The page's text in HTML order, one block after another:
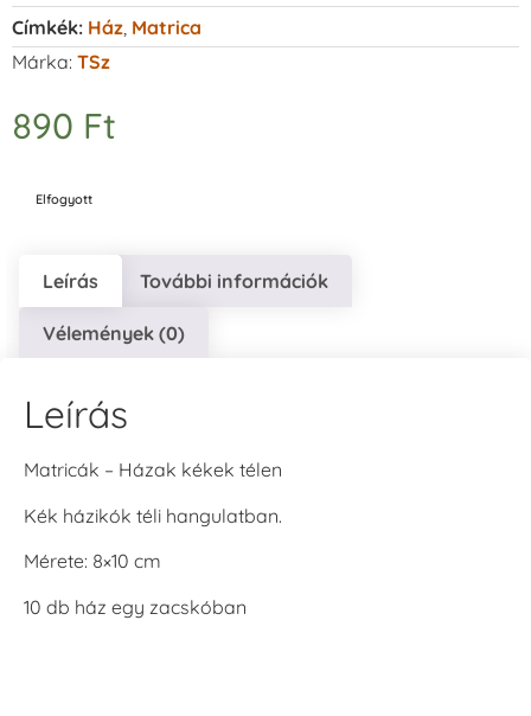
Címkék: Ház Matrica
Márka: TSz
890 Ft
Elfogyott
Leírás További információk
Vélemények (0)
Leírás
Matricák – Házak kékek télen
Kék házikók téli hangulatban.
Mérete: 8×10 cm
10 db ház egy zacskóban